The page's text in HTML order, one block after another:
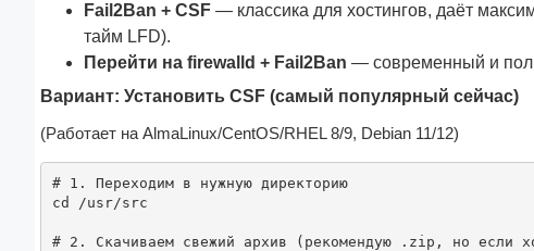
Fail2Ban + CSF — классика для хостингов, даёт
тайм LFD).
Перейти на firewalld + Fail2Ban — современный и
Вариант: Установить CSF (самый популярный сейчас)
(Работает на AlmaLinux/CentOS/RHEL 8/9, Debian 11/12)
# 1. Переходим в нужную директорию
cd /usr/src
# 2. Скачиваем свежий архив (рекомендую .zip, но если